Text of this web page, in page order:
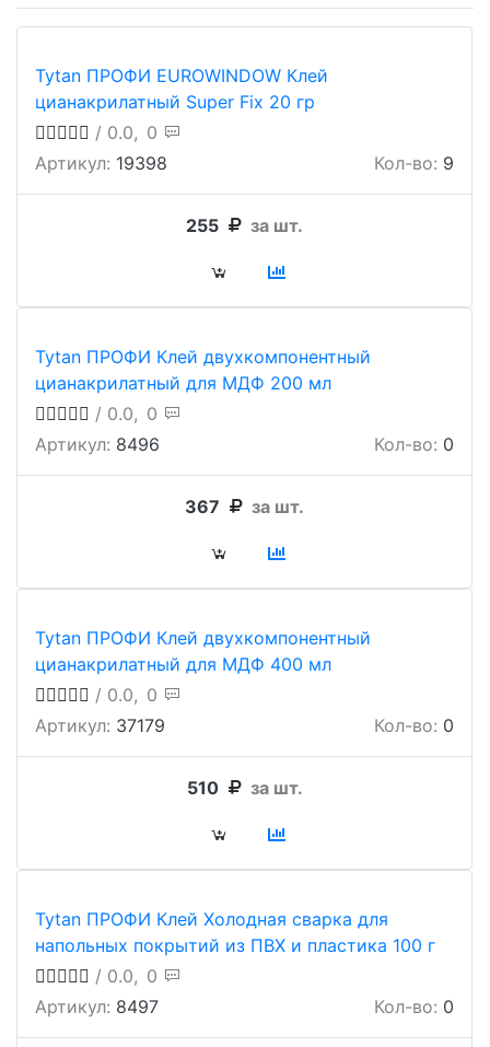
Tytan ПРОФИ EUROWINDOW Клей
цианакрилатный Super Fix 20 гр
/ 0.0, 0
Артикул: 19398 Кол-во: 9
255 за шт.
Tytan ПРОФИ Клей двухкомпонентный
цианакрилатный для МДФ 200 мл
/ 0.0, 0
Артикул: 8496 Кол-во: 0
367 за шт.
Tytan ПРОФИ Клей двухкомпонентный
цианакрилатный для МДФ 400 мл
/ 0.0, 0
Артикул: 37179 Кол-во: 0
510 за шт.
Tytan ПРОФИ Клей Холодная сварка для
напольных покрытий из ПВХ и пластика 100 г
/ 0.0, 0
Артикул: 8497 Кол-во: 0